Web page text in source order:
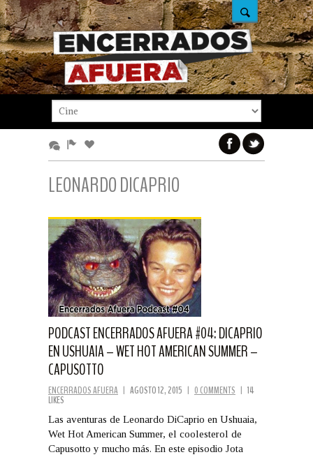
LEONARDO DICAPRIO
PODCAST ENCERRADOS AFUERA #04: DICAPRIO
EN USHUAIA – WET HOT AMERICAN SUMMER –
CAPUSOTTO
ENCERRADOS AFUERA | AGOSTO 12, 2015 | 0 COMMENTS | 14
LIKES
Las aventuras de Leonardo DiCaprio en Ushuaia,
Wet Hot American Summer, el coolesterol de
Capusotto y mucho más. En este episodio Jota